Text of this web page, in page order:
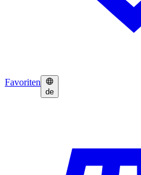
Favoriten
de